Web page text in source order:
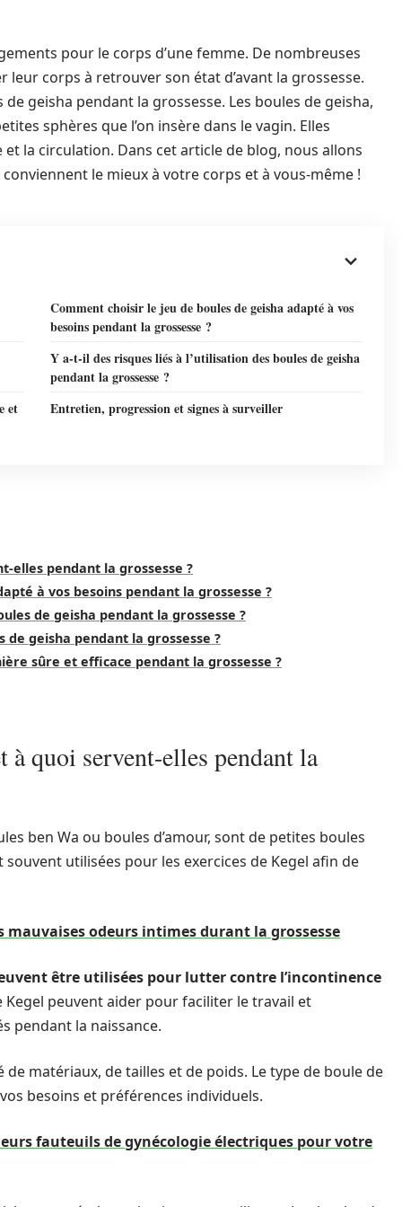
pour le corps d’une femme. De nombreuses
leur corps à retrouver son état d’avant la grossesse.
de geisha pendant la grossesse. Les boules de geisha,
sphères que l’on insère dans le vagin. Elles
la circulation. Dans cet article de blog, nous allons
le mieux à votre corps et à vous-même !
Comment choisir le jeu de boules de geisha adapté à vos
besoins pendant la grossesse ?
Y a-t-il des risques liés à l’utilisation des boules de geisha
pendant la grossesse ?
et
Entretien, progression et signes à surveiller
elles pendant la grossesse ?
à vos besoins pendant la grossesse ?
de geisha pendant la grossesse ?
de geisha pendant la grossesse ?
sûre et efficace pendant la grossesse ?
à quoi servent-elles pendant la
ben Wa ou boules d’amour, sont de petites boules
souvent utilisées pour les exercices de Kegel afin de
mauvaises odeurs intimes durant la grossesse
être utilisées pour lutter contre l’incontinence
Kegel peuvent aider pour faciliter le travail et
pendant la naissance.
matériaux, de tailles et de poids. Le type de boule de
besoins et préférences individuels.
fauteuils de gynécologie électriques pour votre